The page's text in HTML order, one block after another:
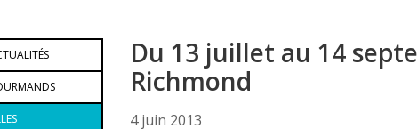
Du 13 juillet au 14
Richmond
4 juin 2013